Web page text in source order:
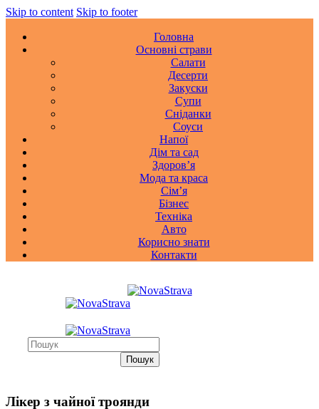
Skip to content Skip to footer
Головна
Основні страви
Салати
Десерти
Закуски
Супи
Сніданки
Соуси
Напої
Дім та сад
Здоровʼя
Мода та краса
Сімʼя
Бізнес
Техніка
Авто
Корисно знати
Контакти
Пошук
Лікер з чайної троянди